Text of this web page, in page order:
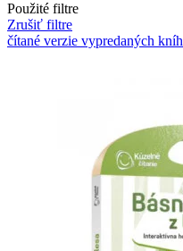
Použité filtre
Zrušiť filtre
čítané verzie vypredaných kníh